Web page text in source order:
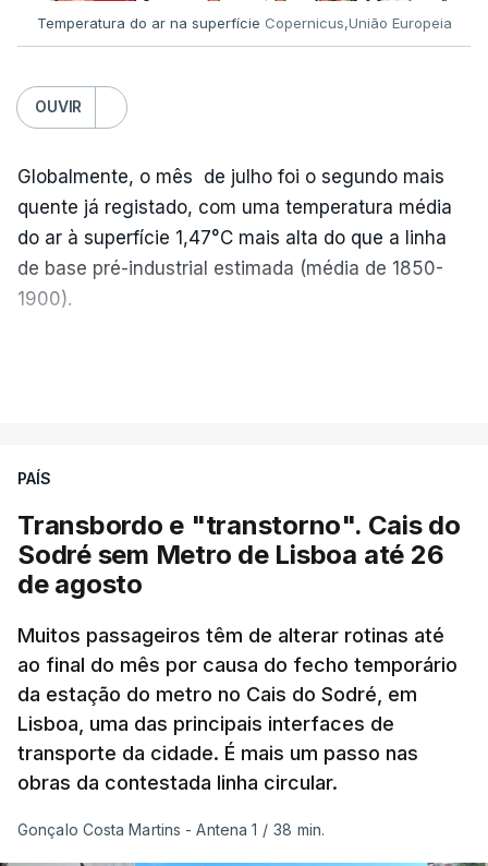
Temperatura do ar na superfície Copernicus,União Europeia
OUVIR
Globalmente, o mês de julho foi o segundo mais
quente já registado, com uma temperatura média
do ar à superfície 1,47°C mais alta do que a linha
de base pré-industrial estimada (média de 1850-
1900).
excecional de calor extremo neste verão.
Embora estas tenham sido menos intensas do que
as ondas de calor de junho, a sequência geral de
ondas de calor desde maio permanece excecional
para a região.
São os dados do mais recente relatório do
Copernicus, o sistema de Observação da Terra
do programa espacial da União Europeia.
PAÍS
Transbordo e "transtorno". Cais do
Sodré sem Metro de Lisboa até 26
de agosto
Muitos passageiros têm de alterar rotinas até
ao final do mês por causa do fecho temporário
da estação do metro no Cais do Sodré, em
Lisboa, uma das principais interfaces de
transporte da cidade. É mais um passo nas
obras da contestada linha circular.
Gonçalo Costa Martins - Antena 1 / 38 min.